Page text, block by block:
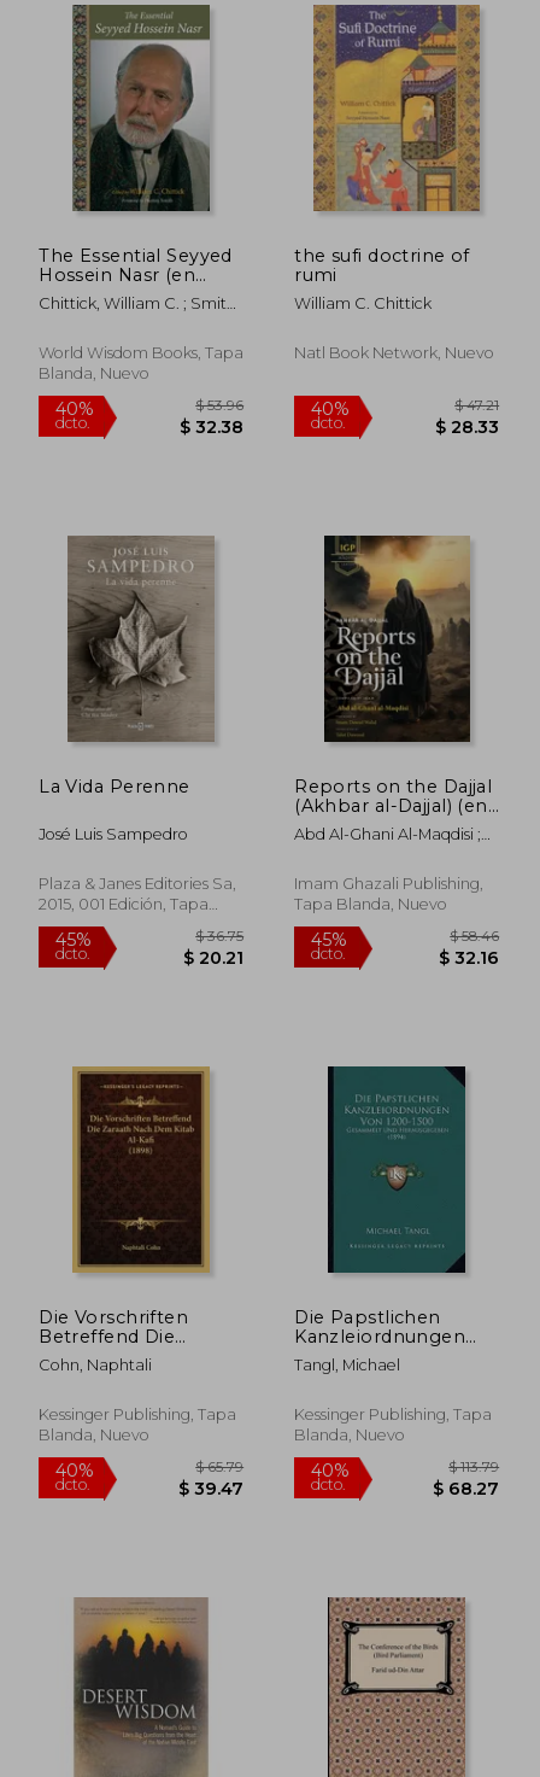
45%
dcto.
45%
dcto.
The Essential Seyyed
Hossein Nasr (en
Inglés)
Chittick, William C. ; Smith,
World Wisdom Books, Tapa
Blanda, Nuevo
40%
the sufi doctrine of
rumi
William C. Chittick
Natl Book Network, Nuevo
40%
La Vida Perenne
José Luis Sampedro
Plaza & Janes Editories Sa,
2015, 001 Edición, Tapa
Dura,Usado
45%
dcto.
Reports on the Dajjal
(Akhbar al-Dajjal) (en
Inglés)
Abd Al-Ghani Al-Maqdisi ;
Dawud
Imam Ghazali Publishing,
Tapa Blanda, Nuevo
45%
dcto.
Die Vorschriften
Betreffend Die
Zaraath Nach Dem
Kitab Al-Kafi (1898)
Cohn, Naphtali
Kessinger Publishing, Tapa
Blanda, Nuevo
Die Papstlichen
Kanzleiordnungen
Von 1200-1500:
Gesammelt Und
(1894) (en Alemán)
Tangl, Michael
Kessinger Publishing, Tapa
Blanda, Nuevo